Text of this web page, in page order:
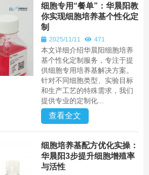
细胞专用“餐单”：华晨阳教
你实现细胞培养基个性化定
制
2025/11/11 471
本文详细介绍华晨阳细胞培养
基个性化定制服务，专注于提
供细胞专用培养基解决方案。
针对不同细胞类型、实验目标
和生产工艺的特殊需求，我们
提供专业的定制化...
查看全文
细胞培养基配方优化实操：
华晨阳3步提升细胞增殖率
与活性